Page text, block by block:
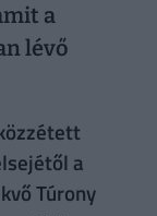
a
lévő
a
Túrony